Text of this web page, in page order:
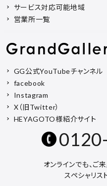
サービス対応可能地域
営業所一覧
GG公式YouTubeチャンネル
facebook
Instagram
X（旧Twitter）
HEYAGOTO様紹介サイト
オンラインでも、ご
スペシャリス